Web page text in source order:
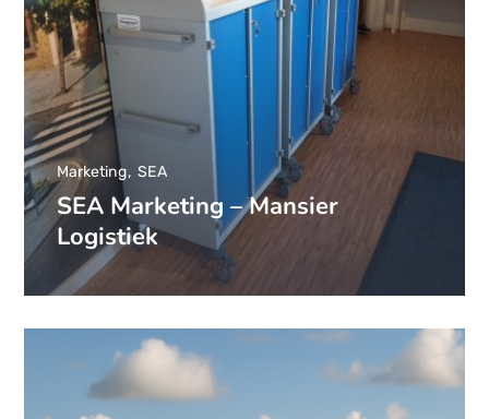
SEA Marketing – Mansier
Logistiek
Marketing SEA